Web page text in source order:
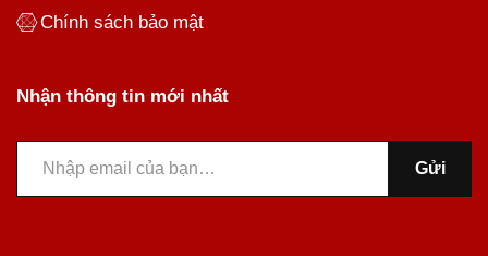
Chính sách bảo mật
Nhận thông tin mới nhất
Gửi